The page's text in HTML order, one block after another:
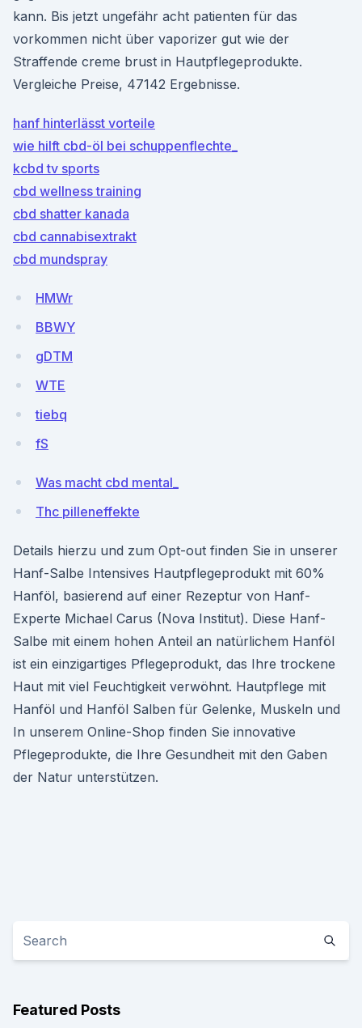
kann. Bis jetzt ungefähr acht patienten für das
vorkommen nicht über vaporizer gut wie der
Straffende creme brust in Hautpflegeprodukte.
Vergleiche Preise, 47142 Ergebnisse.
hanf hinterlässt vorteile
wie hilft cbd-öl bei schuppenflechte_
kcbd tv sports
cbd wellness training
cbd shatter kanada
cbd cannabisextrakt
cbd mundspray
HMWr
BBWY
gDTM
WTE
tiebq
fS
Was macht cbd mental_
Thc pilleneffekte
Details hierzu und zum Opt-out finden Sie in unserer
Hanf-Salbe Intensives Hautpflegeprodukt mit 60%
Hanföl, basierend auf einer Rezeptur von Hanf-
Experte Michael Carus (Nova Institut). Diese Hanf-
Salbe mit einem hohen Anteil an natürlichem Hanföl
ist ein einzigartiges Pflegeprodukt, das Ihre trockene
Haut mit viel Feuchtigkeit verwöhnt. Hautpflege mit
Hanföl und Hanföl Salben für Gelenke, Muskeln und
In unserem Online-Shop finden Sie innovative
Pflegeprodukte, die Ihre Gesundheit mit den Gaben
der Natur unterstützen.
Featured Posts